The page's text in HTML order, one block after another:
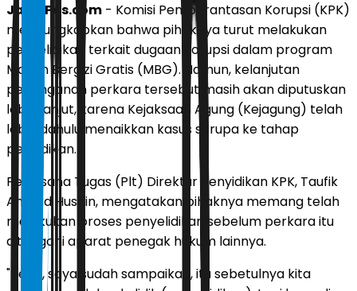
JawaPos.com - Komisi Pemberantasan Korupsi (KPK)
mengungkapkan bahwa pihaknya turut melakukan
penyelidikan terkait dugaan korupsi dalam program
Makan Bergizi Gratis (MBG). Namun, kelanjutan
penanganan perkara tersebut masih akan diputuskan
lebih lanjut, karena Kejaksaan Agung (Kejagung) telah
lebih dahulu menaikkan kasus serupa ke tahap
penyidikan.
Pelaksana Tugas (Plt) Direktur Penyidikan KPK, Taufik
Ahmad Husein, mengatakan pihaknya memang telah
melakukan proses penyelidikan sebelum perkara itu
ditangani aparat penegak hukum lainnya.
"Betul, saya sudah sampaikan, itu sebetulnya kita